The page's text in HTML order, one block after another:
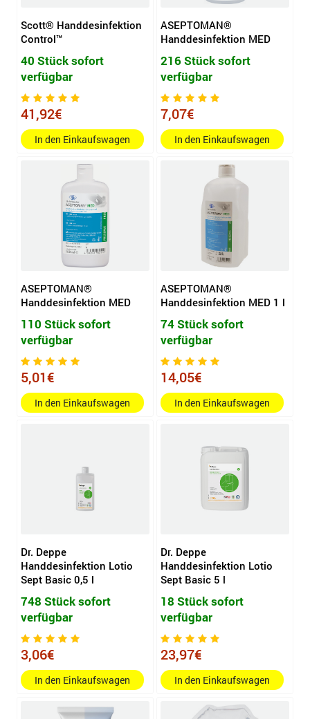
Scott® Handdesinfektion
Control™
40 Stück sofort
verfügbar
41,92€
In den Einkaufswagen
ASEPTOMAN®
Handdesinfektion MED
216 Stück sofort
verfügbar
7,07€
In den Einkaufswagen
ASEPTOMAN®
Handdesinfektion MED
110 Stück sofort
verfügbar
5,01€
In den Einkaufswagen
ASEPTOMAN®
Handdesinfektion MED 1 l
74 Stück sofort
verfügbar
14,05€
In den Einkaufswagen
Dr. Deppe
Handdesinfektion Lotio
Sept Basic 0,5 l
748 Stück sofort
verfügbar
3,06€
In den Einkaufswagen
Dr. Deppe
Handdesinfektion Lotio
Sept Basic 5 l
18 Stück sofort
verfügbar
23,97€
In den Einkaufswagen